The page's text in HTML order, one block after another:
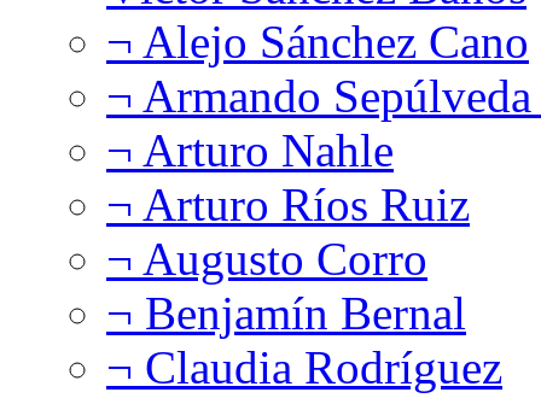
¬ Alejo Sánchez Cano
¬ Armando
¬ Arturo Nahle
¬ Arturo Ríos Ruiz
¬ Augusto Corro
¬ Benjamín Bernal
¬ Claudia Rodríguez